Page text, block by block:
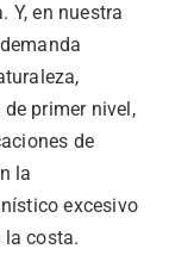
Y, en nuestra
primer nivel,
de
la
excesivo
la costa.